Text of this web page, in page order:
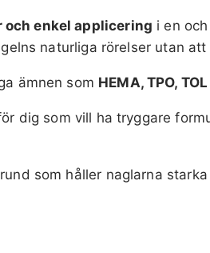
enkel applicering i en
naturliga rörelser utan att
ämnen som HEMA, TPO,
dig som vill ha tryggare
som håller naglarna starka